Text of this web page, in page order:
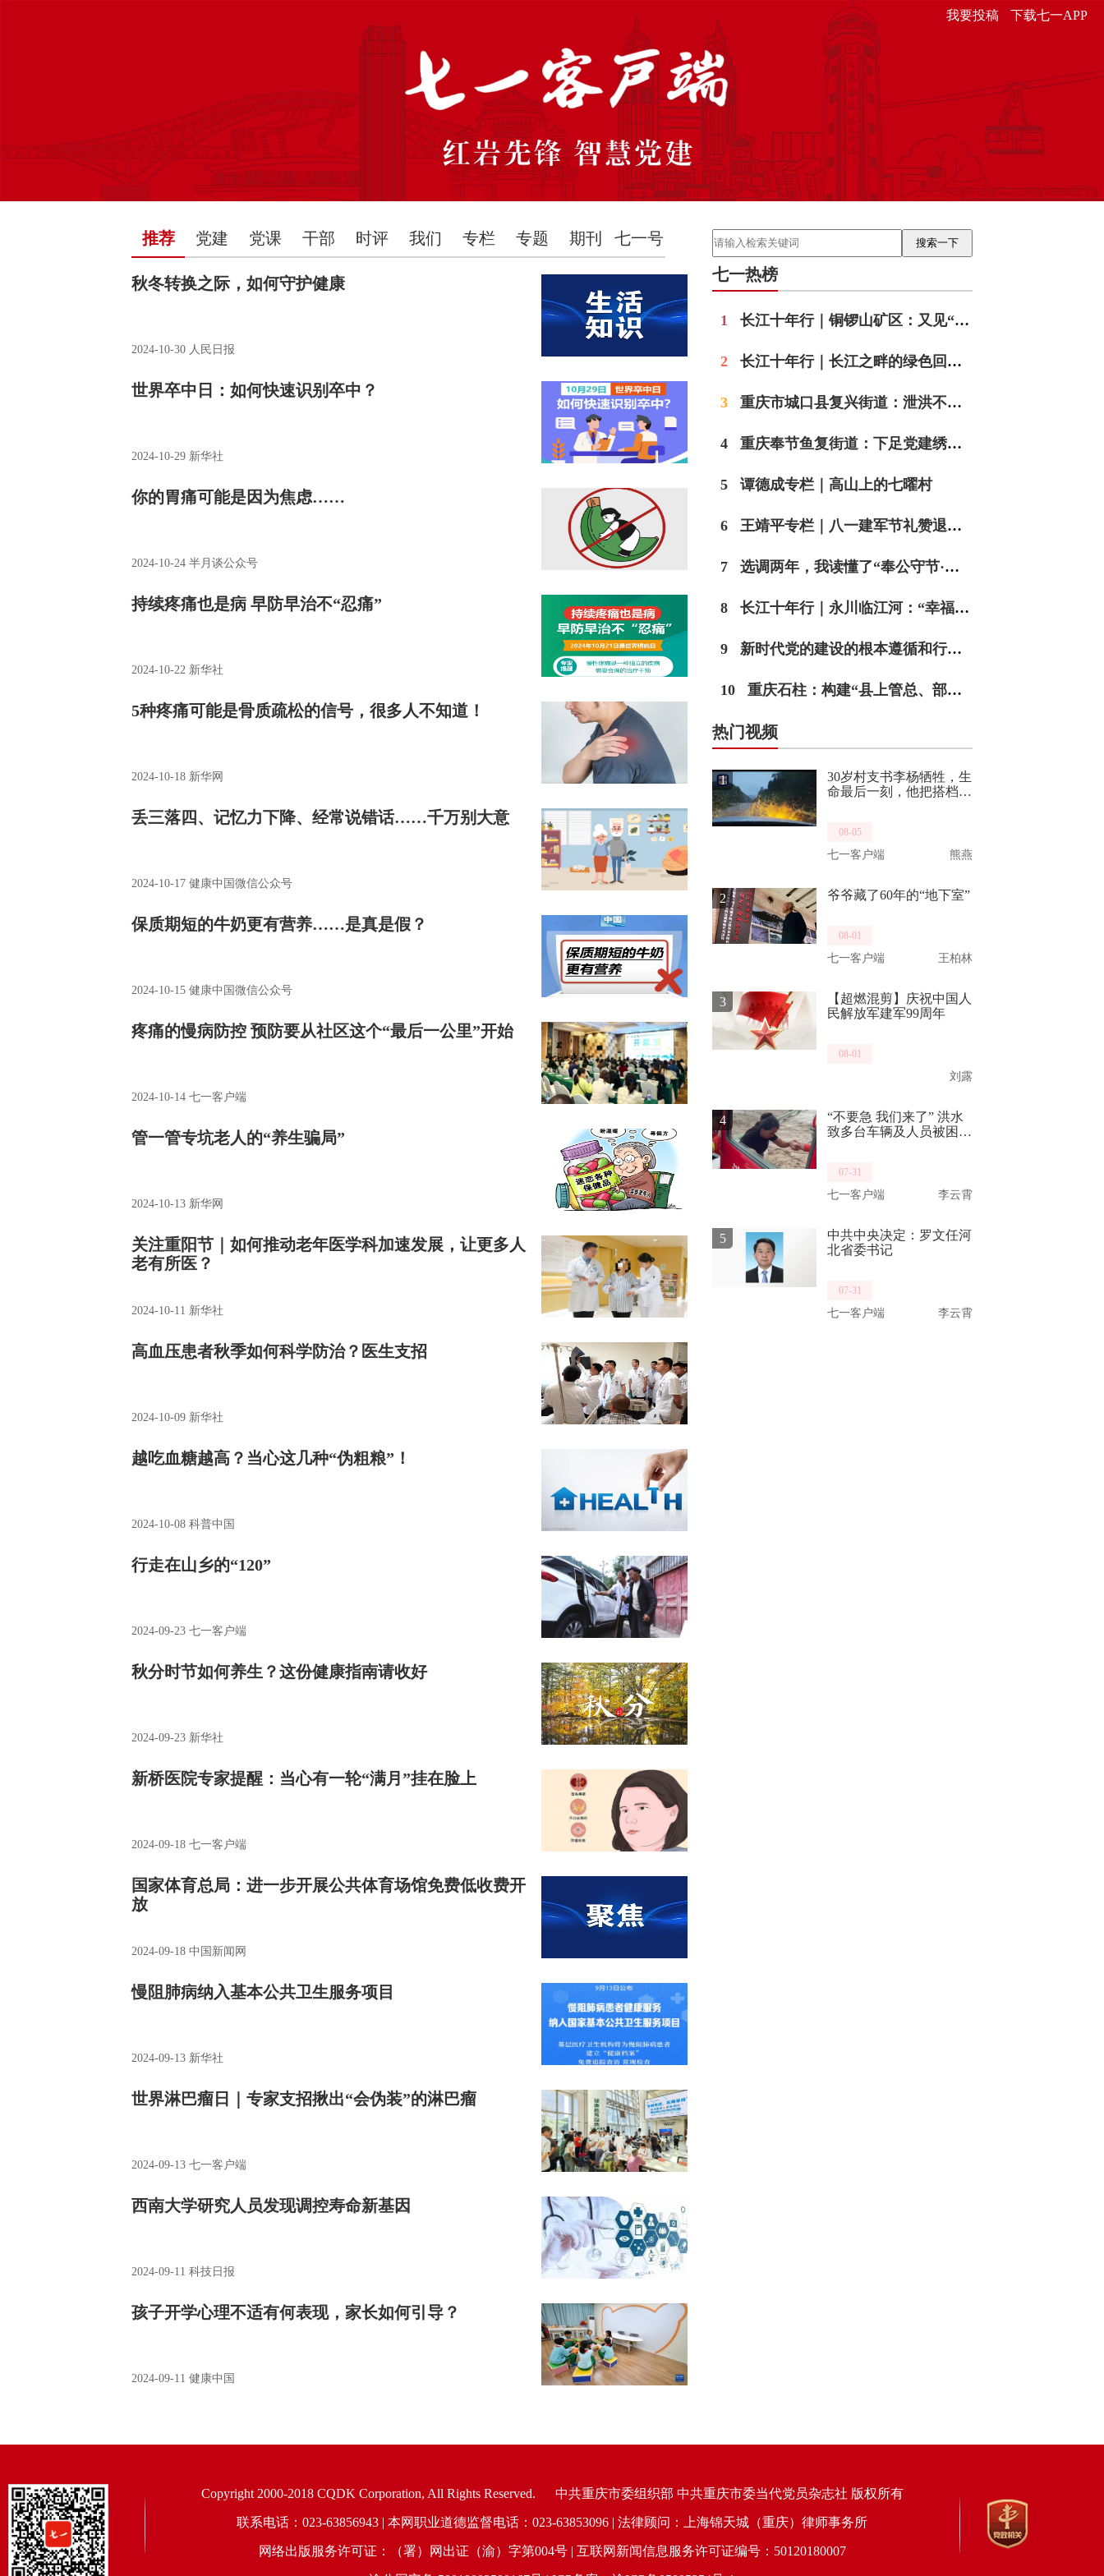
我要投稿 下载七一APP
推荐 党建 党课 干部 时评 我们 专栏 专题 期刊 七一号
秋冬转换之际，如何守护健康
2024-10-30 人民日报
世界卒中日：如何快速识别卒中？
2024-10-29 新华社
你的胃痛可能是因为焦虑……
2024-10-24 半月谈公众号
持续疼痛也是病 早防早治不“忍痛”
2024-10-22 新华社
5种疼痛可能是骨质疏松的信号，很多人不知道！
2024-10-18 新华网
丢三落四、记忆力下降、经常说错话……千万别大意
2024-10-17 健康中国微信公众号
保质期短的牛奶更有营养……是真是假？
2024-10-15 健康中国微信公众号
疼痛的慢病防控 预防要从社区这个“最后一公里”开始
2024-10-14 七一客户端
管一管专坑老人的“养生骗局”
2024-10-13 新华网
关注重阳节｜如何推动老年医学科加速发展，让更多人
老有所医？
2024-10-11 新华社
高血压患者秋季如何科学防治？医生支招
2024-10-09 新华社
越吃血糖越高？当心这几种“伪粗粮”！
2024-10-08 科普中国
行走在山乡的“120”
2024-09-23 七一客户端
秋分时节如何养生？这份健康指南请收好
2024-09-23 新华社
新桥医院专家提醒：当心有一轮“满月”挂在脸上
2024-09-18 七一客户端
国家体育总局：进一步开展公共体育场馆免费低收费开
放
2024-09-18 中国新闻网
慢阻肺病纳入基本公共卫生服务项目
2024-09-13 新华社
世界淋巴瘤日｜专家支招揪出“会伪装”的淋巴瘤
2024-09-13 七一客户端
西南大学研究人员发现调控寿命新基因
2024-09-11 科技日报
孩子开学心理不适有何表现，家长如何引导？
2024-09-11 健康中国
七一热榜
1 长江十年行｜铜锣山矿区：又见“靠山吃山”
2 长江十年行｜长江之畔的绿色回响——重庆涪陵睦和村的十年答卷
3 重庆市城口县复兴街道：泄洪不泄责 数智护民安
4 重庆奉节鱼复街道：下足党建绣花功 织就民生幸福网
5 谭德成专栏｜高山上的七曜村
6 王靖平专栏｜八一建军节礼赞退役军人词二首
7 选调两年，我读懂了“奉公守节·实干争先”
8 长江十年行｜永川临江河：“幸福河”边话幸福
9 新时代党的建设的根本遵循和行动指南
10 重庆石柱：构建“县上管总、部门支援、镇街主战”实战工作体系 筑牢防汛抗灾坚实防线
热门视频
1
30岁村支书李杨牺牲，生
命最后一刻，他把搭档推
走好！
08-05
七一客户端 熊燕
2 爷爷藏了60年的“地下室”
08-01
七一客户端 王柏林
3
【超燃混剪】庆祝中国人
民解放军建军99周年
08-01
刘露
4
“不要急 我们来了” 洪水
致多台车辆及人员被困
07-31
七一客户端 李云霄
5
中共中央决定：罗文任河
北省委书记
07-31
七一客户端 李云霄
Copyright 2000-2018 CQDK Corporation, All Rights Reserved. 中共重庆市委组织部 中共重庆市委当代党员杂志社 版权所有
联系电话：023-63856943 | 本网职业道德监督电话：023-63853096 | 法律顾问：上海锦天城（重庆）律师事务所
网络出版服务许可证：（署）网出证（渝）字第004号 | 互联网新闻信息服务许可证编号：50120180007